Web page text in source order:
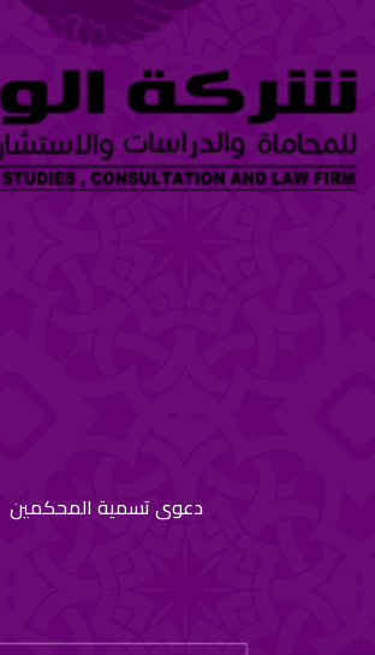
دعوى تسمية المحكمين